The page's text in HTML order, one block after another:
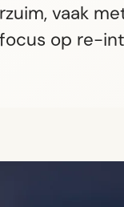
vaak
op re-